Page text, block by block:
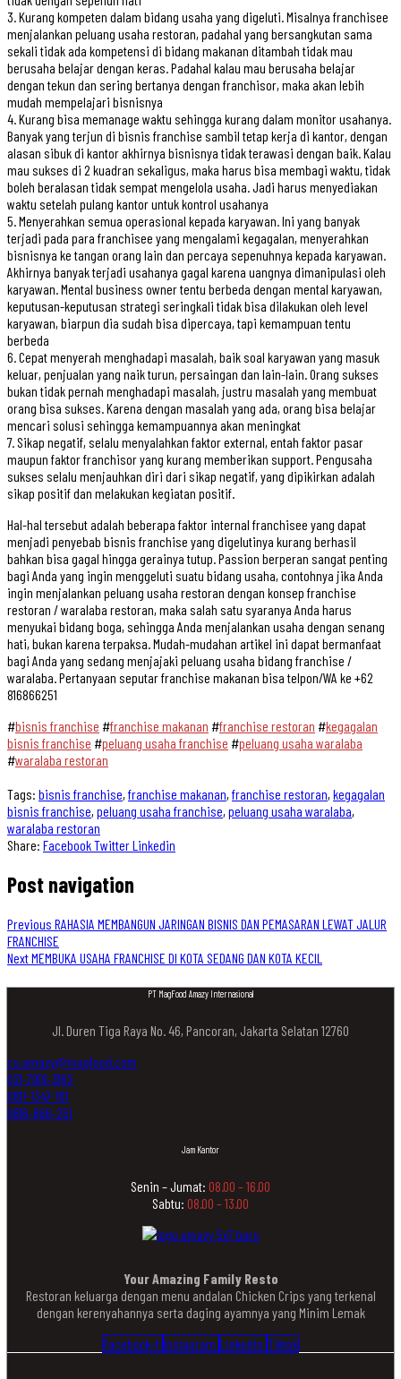
3. Kurang kompeten dalam bidang usaha yang digeluti. Misalnya franchisee
menjalankan peluang usaha restoran, padahal yang bersangkutan sama
sekali tidak ada kompetensi di bidang makanan ditambah tidak mau
berusaha belajar dengan keras. Padahal kalau mau berusaha belajar
dengan tekun dan sering bertanya dengan franchisor, maka akan lebih
mudah mempelajari bisnisnya
4. Kurang bisa memanage waktu sehingga kurang dalam monitor usahanya.
Banyak yang terjun di bisnis franchise sambil tetap kerja di kantor, dengan
alasan sibuk di kantor akhirnya bisnisnya tidak terawasi dengan baik. Kalau
mau sukses di 2 kuadran sekaligus, maka harus bisa membagi waktu, tidak
boleh beralasan tidak sempat mengelola usaha. Jadi harus menyediakan
waktu setelah pulang kantor untuk kontrol usahanya
5. Menyerahkan semua operasional kepada karyawan. Ini yang banyak
terjadi pada para franchisee yang mengalami kegagalan, menyerahkan
bisnisnya ke tangan orang lain dan percaya sepenuhnya kepada karyawan.
Akhirnya banyak terjadi usahanya gagal karena uangnya dimanipulasi oleh
karyawan. Mental business owner tentu berbeda dengan mental karyawan,
keputusan-keputusan strategi seringkali tidak bisa dilakukan oleh level
karyawan, biarpun dia sudah bisa dipercaya, tapi kemampuan tentu
berbeda
6. Cepat menyerah menghadapi masalah, baik soal karyawan yang masuk
keluar, penjualan yang naik turun, persaingan dan lain-lain. Orang sukses
bukan tidak pernah menghadapi masalah, justru masalah yang membuat
orang bisa sukses. Karena dengan masalah yang ada, orang bisa belajar
mencari solusi sehingga kemampuannya akan meningkat
7. Sikap negatif, selalu menyalahkan faktor external, entah faktor pasar
maupun faktor franchisor yang kurang memberikan support. Pengusaha
sukses selalu menjauhkan diri dari sikap negatif, yang dipikirkan adalah
sikap positif dan melakukan kegiatan positif.
Hal-hal tersebut adalah beberapa faktor internal franchisee yang dapat
menjadi penyebab bisnis franchise yang digelutinya kurang berhasil
bahkan bisa gagal hingga gerainya tutup. Passion berperan sangat penting
bagi Anda yang ingin menggeluti suatu bidang usaha, contohnya jika Anda
ingin menjalankan peluang usaha restoran dengan konsep franchise
restoran / waralaba restoran, maka salah satu syaranya Anda harus
menyukai bidang boga, sehingga Anda menjalankan usaha dengan senang
hati, bukan karena terpaksa. Mudah-mudahan artikel ini dapat bermanfaat
bagi Anda yang sedang menjajaki peluang usaha bidang franchise /
waralaba. Pertanyaan seputar franchise makanan bisa telpon/WA ke +62
816866251
#bisnis franchise #franchise makanan #franchise restoran #kegagalan
bisnis franchise #peluang usaha franchise #peluang usaha waralaba
#waralaba restoran
Tags: bisnis franchise, franchise makanan, franchise restoran, kegagalan
bisnis franchise, peluang usaha franchise, peluang usaha waralaba,
waralaba restoran
Share: FacebookTwitterLinkedin
Post navigation
Previous RAHASIA MEMBANGUN JARINGAN BISNIS DAN PEMASARAN LEWAT JALUR
FRANCHISE
NextMEMBUKA USAHA FRANCHISE DI KOTA SEDANG DAN KOTA KECIL
PT MagFood Amazy Internasional
Jl. Duren Tiga Raya No. 46, Pancoran, Jakarta Selatan 12760
cs.amazy@magfood.com
021-7919-3162
0811-1347-161
0816-866-251
Jam Kantor
Senin – Jumat: 08.00 – 16.00
Sabtu: 08.00 – 13.00
Your Amazing Family Resto
Restoran keluarga dengan menu andalan Chicken Crips yang terkenal
dengan kerenyahannya serta daging ayamnya yang Minim Lemak
Facebook-f Instagram Linkedin Tiktok